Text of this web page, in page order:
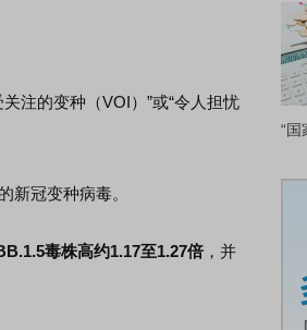
注的变种（VOI）”或“令人担忧
冠变种病毒。
毒株高约1.17至1.27倍 ，并
“国